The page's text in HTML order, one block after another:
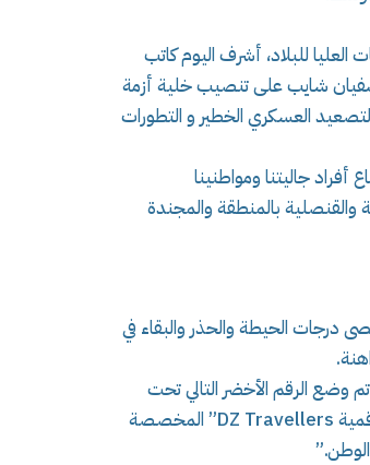
للبلاد، أشرف اليوم كاتب
سفيان شايب على تنصيب خلية أزمة
العسكري الخطير و التطورات
جاليتنا ومواطنينا
والقنصلية بالمنطقة والمجندة
درجات الحيطة والحذر والبقاء في
تم وضع الرقم الأخضر التالي تحت
تصرفهم : 213.21.50.45.00 00، وتدعوهم إلى التسجيل على المنصة الرقمية DZ Travellers” المخصصة